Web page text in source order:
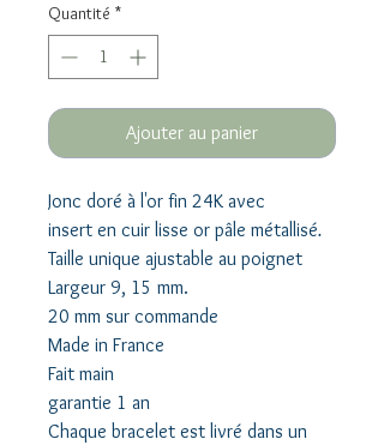
Quantité *
Ajouter au panier
Jonc doré à l'or fin 24K avec
insert en cuir lisse or pâle métallisé.
Taille unique ajustable au poignet
Largeur 9, 15 mm.
20 mm sur commande
Made in France
Fait main
garantie 1 an
Chaque bracelet est livré dans un